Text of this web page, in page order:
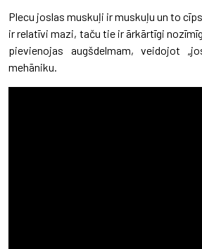
Plecu joslas muskuļi ir muskuļu un to
ir relatīvi mazi, taču tie ir ārkārtīgi
pievienojas augšdelmam, veidojot
mehāniku.